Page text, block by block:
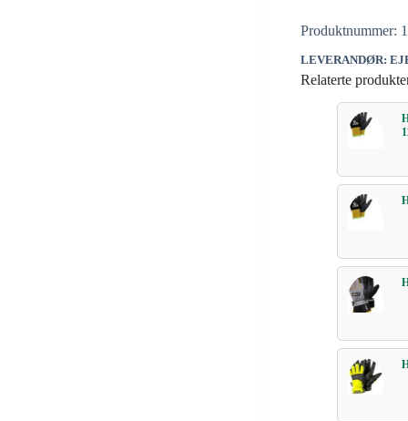
Produktnummer:
LEVERANDØR:
Relaterte